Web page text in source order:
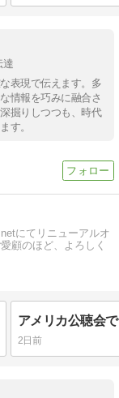
達
表現で伝えます。多
情報を巧みに融合さ
掘りしつつも、時代
す。
にてリニューアルオ
顧のほど、よろしく
2日前